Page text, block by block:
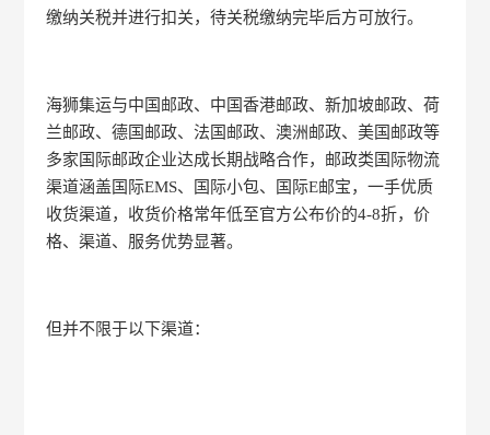
缴纳关税并进行扣关，待关税缴纳完毕后方可放行。
海狮集运与中国邮政、中国香港邮政、新加坡邮政、荷
兰邮政、德国邮政、法国邮政、澳洲邮政、美国邮政等
多家国际邮政企业达成长期战略合作，邮政类国际物流
渠道涵盖国际EMS、国际小包、国际E邮宝，一手优质
收货渠道，收货价格常年低至官方公布价的4-8折，价
格、渠道、服务优势显著。
但并不限于以下渠道：